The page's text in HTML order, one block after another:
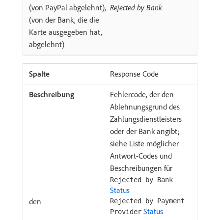
(von PayPal abgelehnt), Rejected by Bank
(von der Bank, die die
Karte ausgegeben hat,
abgelehnt)
Response Code
Fehlercode, der den
Ablehnungsgrund des
Zahlungsdienstleisters
oder der Bank angibt;
siehe Liste möglicher
Antwort-Codes und
Beschreibungen für
Rejected by Bank
Status ​
den
Rejected by Payment
Provider Status